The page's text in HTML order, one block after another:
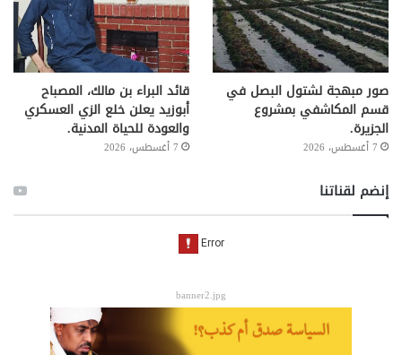
صور مبهجة لشتول البصل في
قسم المكاشفي بمشروع
الجزيرة.
7 أغسطس، 2026
قائد البراء بن مالك، المصباح
أبوزيد يعلن خلع الزي العسكري
والعودة للحياة المدنية.
7 أغسطس، 2026
إنضم لقناتنا
banner2.jpg